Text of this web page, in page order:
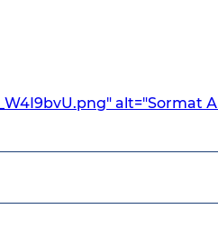
alt="Sormat